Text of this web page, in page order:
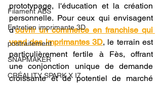
Filament ABS
Entretien imprimante 3D
postraitement
SNAPMAKER
CRÉALITY SPARK X I7
prototypage, l'éducation et la création
personnelle. Pour ceux qui envisagent
d'ouvrir un commerce en franchise qui
vend des imprimantes 3D, le terrain est
particulièrement fertile à Fès, offrant
une conjonction unique de demande
croissante et de potentiel de marché